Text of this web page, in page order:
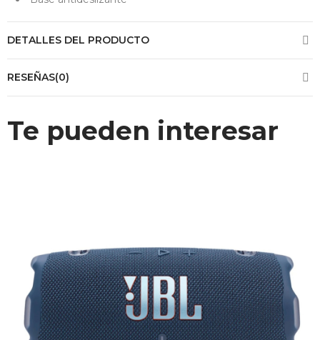
DETALLES DEL PRODUCTO
RESEÑAS(0)
Te pueden interesar